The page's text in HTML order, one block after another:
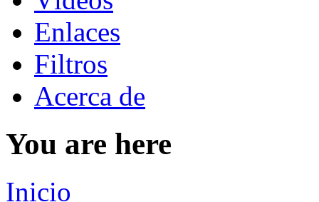
Enlaces
Filtros
Acerca de
You are here
Inicio